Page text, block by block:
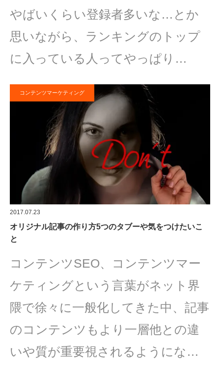
やばいくらい登録者多いな…とか
思いながら、ランキングのトップ
に入っている人ってやっぱり…
コンテンツマーケティング
2017.07.23
オリジナル記事の作り方5つのタブーや気をつけたいこ
と
コンテンツSEO、コンテンツマー
ケティングという言葉がネット界
隈で徐々に一般化してきた中、記事
のコンテンツもより一層他との違
いや質が重要視されるようにな…